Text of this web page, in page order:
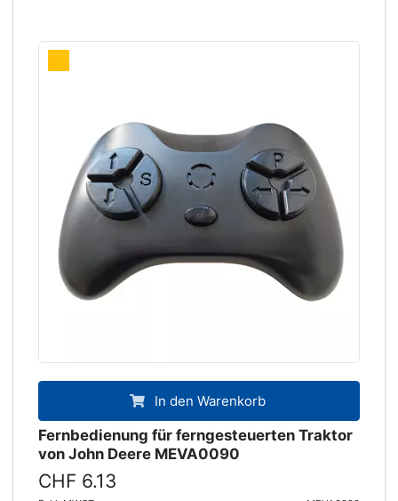
In den Warenkorb
Fernbedienung für ferngesteuerten Traktor
von John Deere MEVA0090
CHF 6.13